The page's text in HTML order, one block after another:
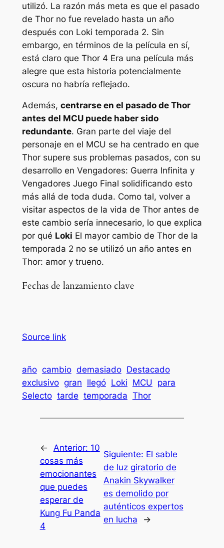
utilizó. La razón más meta es que el pasado
de Thor no fue revelado hasta un año
después con Loki temporada 2. Sin
embargo, en términos de la película en sí,
está claro que Thor 4 Era una película más
alegre que esta historia potencialmente
oscura no habría reflejado.
Además, centrarse en el pasado de Thor
antes del MCU puede haber sido
redundante. Gran parte del viaje del
personaje en el MCU se ha centrado en que
Thor supere sus problemas pasados, con su
desarrollo en Vengadores: Guerra Infinita y
Vengadores Juego Final solidificando esto
más allá de toda duda. Como tal, volver a
visitar aspectos de la vida de Thor antes de
este cambio sería innecesario, lo que explica
por qué Loki El mayor cambio de Thor de la
temporada 2 no se utilizó un año antes en
Thor: amor y trueno​​​​​​.
Fechas de lanzamiento clave
Source link
año cambio demasiado Destacado
exclusivo gran llegó Loki MCU para
Selecto tarde temporada Thor
← Anterior: 10
cosas más
emocionantes
que puedes
esperar de
Kung Fu Panda
4
Siguiente: El sable
de luz giratorio de
Anakin Skywalker
es demolido por
auténticos expertos
en lucha
→